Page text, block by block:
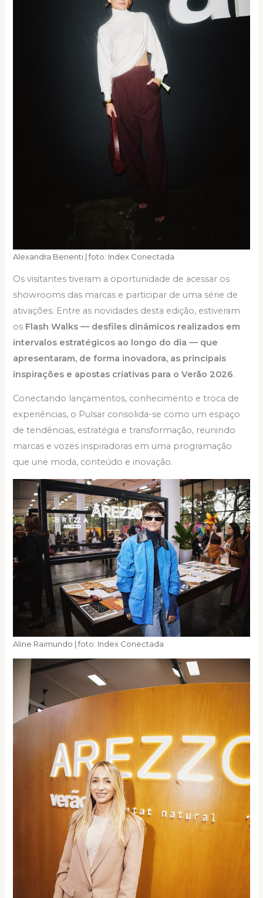
Alexandra Benenti | foto: Index Conectada
Os visitantes tiveram a oportunidade de acessar os
showrooms das marcas e participar de uma série de
ativações. Entre as novidades desta edição, estiveram
os Flash Walks — desfiles dinâmicos realizados em
intervalos estratégicos ao longo do dia — que
apresentaram, de forma inovadora, as principais
inspirações e apostas criativas para o Verão 2026.
Conectando lançamentos, conhecimento e troca de
experiências, o Pulsar consolida-se como um espaço
de tendências, estratégia e transformação, reunindo
marcas e vozes inspiradoras em uma programação
que une moda, conteúdo e inovação.
Aline Raimundo | foto: Index Conectada